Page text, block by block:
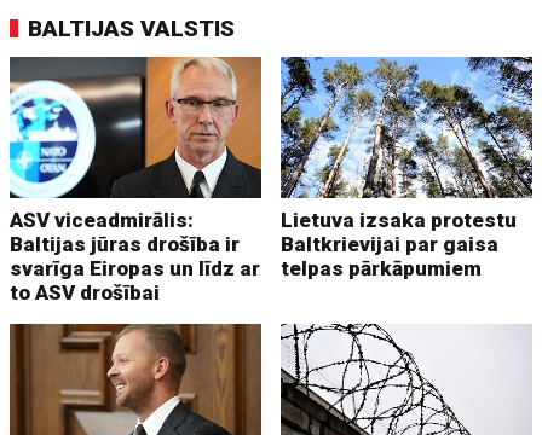
BALTIJAS VALSTIS
ASV viceadmirālis:
Baltijas jūras drošība ir
svarīga Eiropas un līdz ar
to ASV drošībai
Lietuva izsaka protestu
Baltkrievijai par gaisa
telpas pārkāpumiem